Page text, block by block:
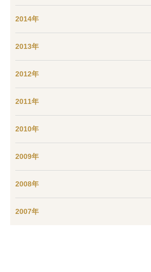
2014年
2013年
2012年
2011年
2010年
2009年
2008年
2007年